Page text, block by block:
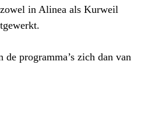
in Alinea als Kurweil
de programma’s zich dan van